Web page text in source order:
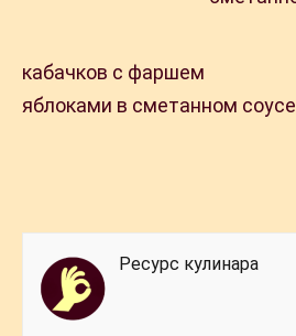
кабачков с фаршем
яблоками в сметанном соусе
Ресурс кулинара